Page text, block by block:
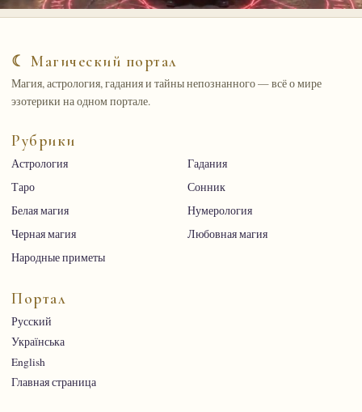
☾ Магический портал
Магия, астрология, гадания и тайны непознанного — всё о мире
эзотерики на одном портале.
Рубрики
Астрология
Гадания
Таро
Сонник
Белая магия
Нумерология
Черная магия
Любовная магия
Народные приметы
Портал
Русский
Українська
English
Главная страница